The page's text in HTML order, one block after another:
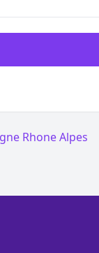
Rhone Alpes